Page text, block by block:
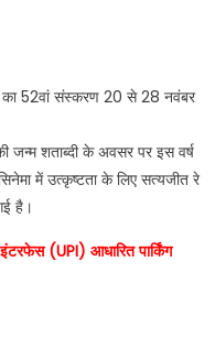
का 52वां संस्करण 20 से 28 नवंबर
जन्म शताब्दी के अवसर पर इस वर्ष
में उत्कृष्टता के लिए सत्यजीत रे
है।
(UPI) आधारित पार्किंग